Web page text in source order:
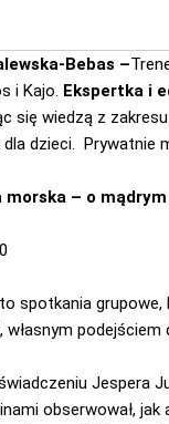
Bebas –
i Kajo. Ekspertka i
się wiedzą z
dzieci. Prywatnie
– o
spotkania
Jespera
obserwował,